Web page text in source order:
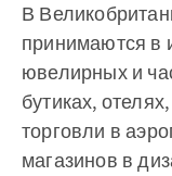
В
принимаются в
ювелирных и
бутиках,
торговли в
магазинов в